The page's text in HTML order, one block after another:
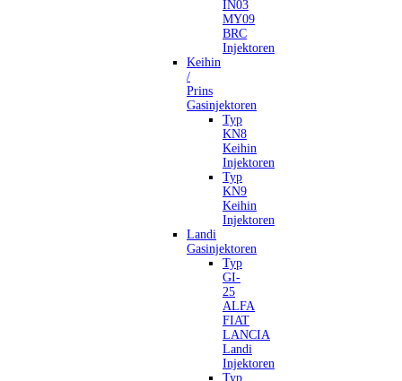
IN03
MY09
BRC
Injektoren
Keihin
/
Prins
Gasinjektoren
Typ
KN8
Keihin
Injektoren
Typ
KN9
Keihin
Injektoren
Landi
Gasinjektoren
Typ
GI-
25
ALFA
FIAT
LANCIA
Landi
Injektoren
Typ